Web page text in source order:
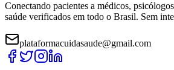
Conectando pacientes a médicos,
saúde verificados em todo o Brasil. Sem
plataformacuidasaude@gmail.com